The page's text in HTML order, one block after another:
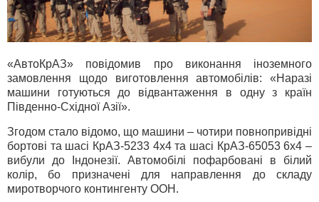
«АвтоКрАЗ» повідомив про виконання іноземного
замовлення щодо виготовлення автомобілів: «Наразі
машини готуються до відвантаження в одну з країн
Південно-Східної Азії».
Згодом стало відомо, що машини – чотири повнопривідні
бортові та шасі КрАЗ-5233 4х4 та шасі КрАЗ-65053 6х4 –
вибули до Індонезії. Автомобілі пофарбовані в білий
колір, бо призначені для направлення до складу
миротворчого контингенту ООН.